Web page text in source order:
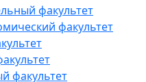
факультет
факультет
факультет